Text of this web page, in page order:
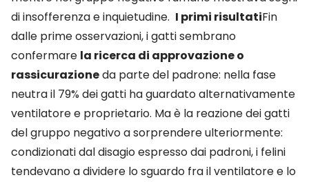
di insofferenza e inquietudine. I primi risultatiFin
dalle prime osservazioni, i gatti sembrano
confermare la ricerca di approvazione o
rassicurazioneda parte del padrone: nella fase
neutra il 79% dei gatti ha guardato alternativamente
ventilatore e proprietario. Ma è la reazione dei gatti
del gruppo negativo a sorprendere ulteriormente:
condizionati dal disagio espresso dai padroni, i felini
tendevano a dividere lo sguardo fra il ventilatore e lo